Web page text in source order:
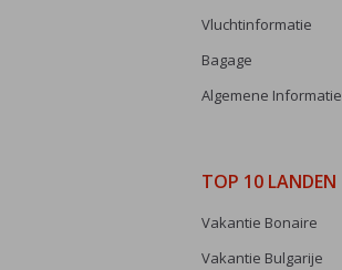
Vluchtinformatie
Bagage
Algemene Informatie
TOP 10 LANDEN
Vakantie Bonaire
Vakantie Bulgarije